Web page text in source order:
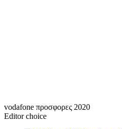
vodafone προσφορες 2020
Editor choice